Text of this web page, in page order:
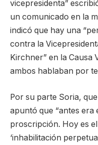
vicepresidenta”
un comunicado en la
indicó que hay una
contra la
Kirchner” en la Causa
ambos hablaban por
Por su parte Soria,
apuntó que “antes era
proscripción. Hoy es
‘inhabilitación